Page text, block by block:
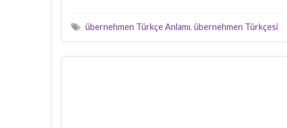
übernehmen Türkçe Anlamı, übernehmen Türkçesi